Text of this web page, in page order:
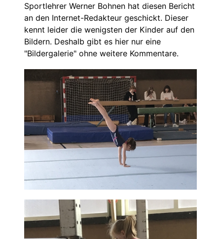
Sportlehrer Werner Bohnen hat diesen Bericht
an den Internet-Redakteur geschickt. Dieser
kennt leider die wenigsten der Kinder auf den
Bildern. Deshalb gibt es hier nur eine
"Bildergalerie" ohne weitere Kommentare.